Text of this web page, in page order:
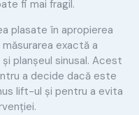
fi mai fragil.
plasate în apropierea
exactă a
planșeul sinusal. Acest
a decide dacă este
lift-ul și pentru a evita